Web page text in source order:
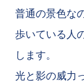
普通の景色な
歩いている人
します。
光と影の威力